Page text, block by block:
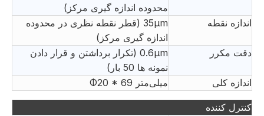
محدوده اندازه گیری مرکز)
اندازه نقطه
35μm (قطر نقطه نظری در محدوده
اندازه گیری مرکز)
دقت مکرر
0.6μm (تکرار برداشتن و قرار دادن
نمونه ها 50 بار)
اندازه کلی
Φ20 * 69 میلی‌متر
کنترل کننده